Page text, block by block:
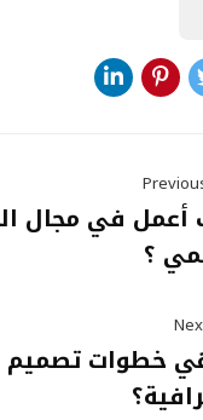
أعمل في مجال
؟
خطوات تصميم